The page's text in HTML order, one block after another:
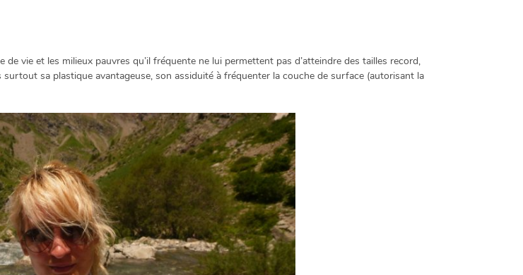
vie et les milieux pauvres qu’il fréquente ne lui permettent pas d’atteindre des tailles record,
sa plastique avantageuse, son assiduité à fréquenter la couche de surface (autorisant la